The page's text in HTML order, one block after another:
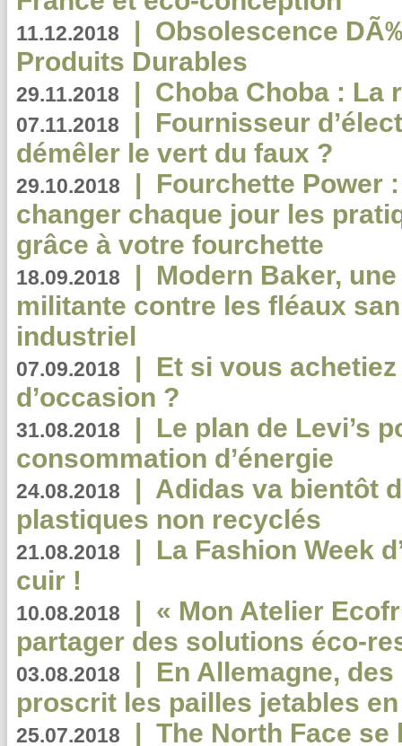
11.12.2018 | Obsolescence
Produits Durables
29.11.2018 | Choba Choba : La
07.11.2018 | Fournisseur
démêler le vert du faux ?
29.10.2018 | Fourchette Power
changer chaque jour les
grâce à votre fourchette
18.09.2018 | Modern Baker,
militante contre les fléaux
industriel
07.09.2018 | Et si vous
d’occasion ?
31.08.2018 | Le plan de Levi’s
consommation d’énergie
24.08.2018 | Adidas va bientôt
plastiques non recyclés
21.08.2018 | La Fashion Week
cuir !
10.08.2018 | « Mon Atelier
partager des solutions éco-
03.08.2018 | En Allemagne,
proscrit les pailles jetables
25.07.2018 | The North Face se